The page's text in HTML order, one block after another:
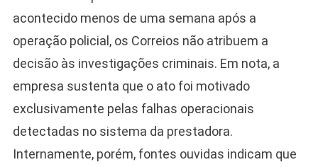
acontecido menos de uma semana após a
operação policial, os Correios não atribuem a
decisão às investigações criminais. Em nota, a
empresa sustenta que o ato foi motivado
exclusivamente pelas falhas operacionais
detectadas no sistema da prestadora.
Internamente, porém, fontes ouvidas indicam que